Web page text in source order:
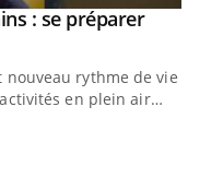
: se préparer
rythme de vie !
en plein air…